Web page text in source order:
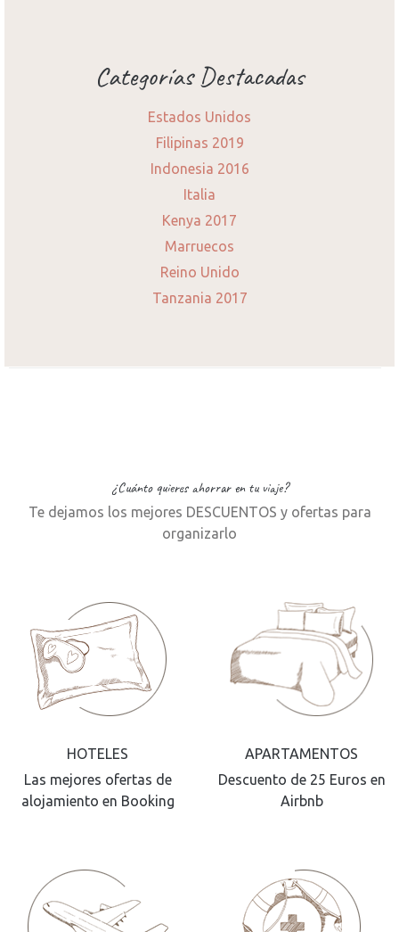
Categorías Destacadas
Estados Unidos
Filipinas 2019
Indonesia 2016
Italia
Kenya 2017
Marruecos
Reino Unido
Tanzania 2017
¿Cuánto quieres ahorrar en tu viaje?
Te dejamos los mejores DESCUENTOS y ofertas para
organizarlo
HOTELES
Las mejores ofertas de
alojamiento en Booking
APARTAMENTOS
Descuento de 25 Euros en
Airbnb